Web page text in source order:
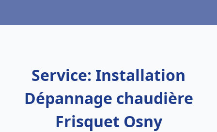
Service: Installation
Dépannage chaudière
Frisquet Osny